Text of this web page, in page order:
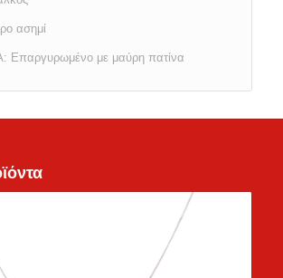
ασημί
Επαργυρωμένο με μαύρη πατίνα